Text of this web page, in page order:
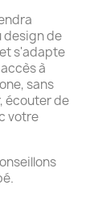
design de
s'adapte
à
sans
écouter de
votre